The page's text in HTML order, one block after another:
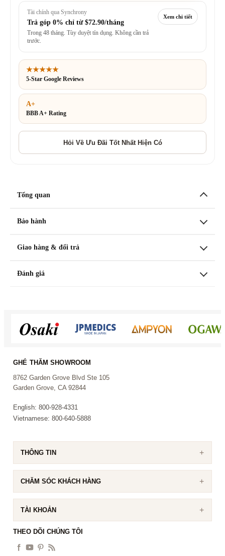
Tài chính qua Synchrony
Trả góp 0% chỉ từ $72.90/tháng
Trong 48 tháng. Tùy duyệt tín dụng. Không cần trả
trước.
Xem chi tiết
★★★★★
5-Star Google Reviews
A+
BBB A+ Rating
Tổng quan
Bảo hành
Giao hàng & đổi trả
Đánh giá
GHÉ THĂM SHOWROOM
8762 Garden Grove Blvd Ste 105
Garden Grove, CA 92844
English: 800-928-4331
Vietnamese: 800-640-5888
THÔNG TIN
CHĂM SÓC KHÁCH HÀNG
TÀI KHOẢN
THEO DÕI CHÚNG TÔI